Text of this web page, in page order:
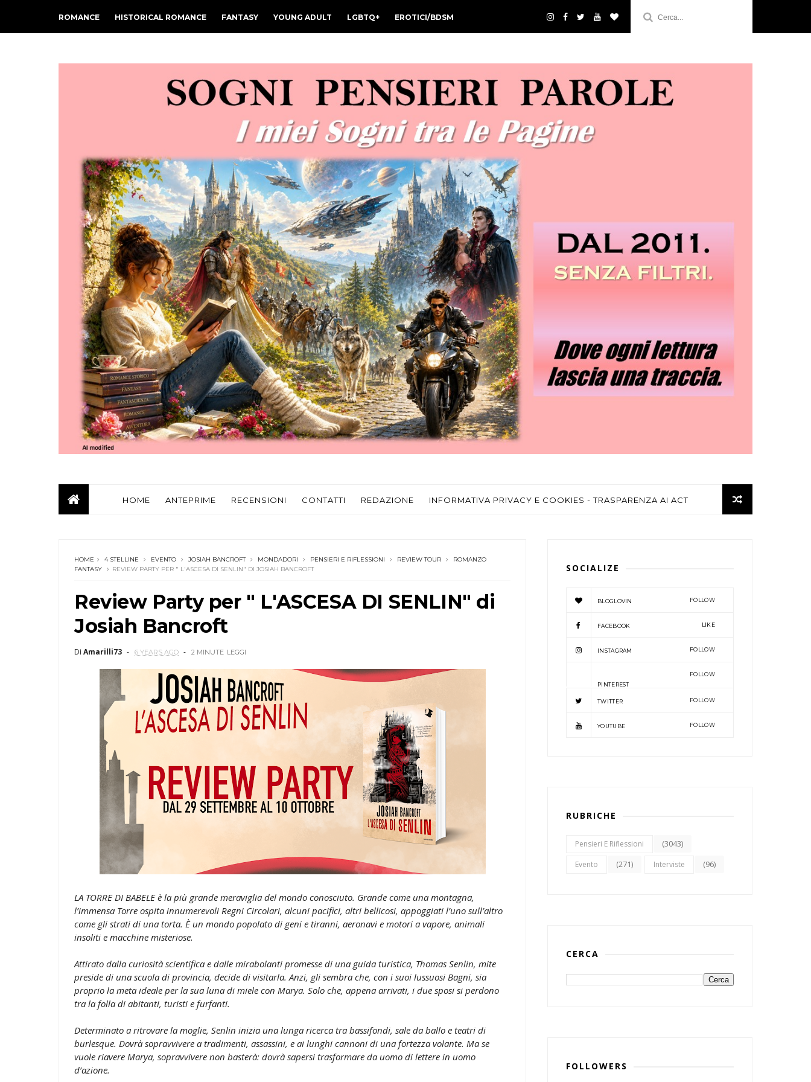
ROMANCE HISTORICAL ROMANCE FANTASY YOUNG ADULT LGBTQ+ EROTICI/BDSM
HOME ANTEPRIME RECENSIONI CONTATTI REDAZIONE INFORMATIVA PRIVACY E COOKIES - TRASPARENZA AI ACT
HOME 4 STELLINE EVENTO JOSIAH BANCROFT MONDADORI PENSIERI E RIFLESSIONI REVIEW TOUR
ROMANZO
FANTASY
REVIEW PARTY PER " L'ASCESA DI SENLIN" DI JOSIAH BANCROFT
Review Party per " L'ASCESA DI SENLIN" di
Josiah Bancroft
Di Amarilli73 6 YEARS AGO 2 MINUTE LEGGI
LA TORRE DI BABELE è la più grande meraviglia del mondo conosciuto. Grande come una montagna,
l’immensa Torre ospita innumerevoli Regni Circolari, alcuni pacifici, altri bellicosi, appoggiati l’uno sull’altro
come gli strati di una torta. È un mondo popolato di geni e tiranni, aeronavi e motori a vapore, animali
insoliti e macchine misteriose.
Attirato dalla curiosità scientifica e dalle mirabolanti promesse di una guida turistica, Thomas Senlin, mite
preside di una scuola di provincia, decide di visitarla. Anzi, gli sembra che, con i suoi lussuosi Bagni, sia
proprio la meta ideale per la sua luna di miele con Marya. Solo che, appena arrivati, i due sposi si perdono
tra la folla di abitanti, turisti e furfanti.
Determinato a ritrovare la moglie, Senlin inizia una lunga ricerca tra bassifondi, sale da ballo e teatri di
burlesque. Dovrà sopravvivere a tradimenti, assassini, e ai lunghi cannoni di una fortezza volante. Ma se
vuole riavere Marya, sopravvivere non basterà: dovrà sapersi trasformare da uomo di lettere in uomo
d’azione.
SOCIALIZE
BLOGLOVIN FOLLOW
FACEBOOK LIKE
INSTAGRAM FOLLOW
PINTEREST
FOLLOW
TWITTER FOLLOW
YOUTUBE FOLLOW
RUBRICHE
Pensieri E Riflessioni (3043)
Evento (271) Interviste (96)
CERCA
FOLLOWERS